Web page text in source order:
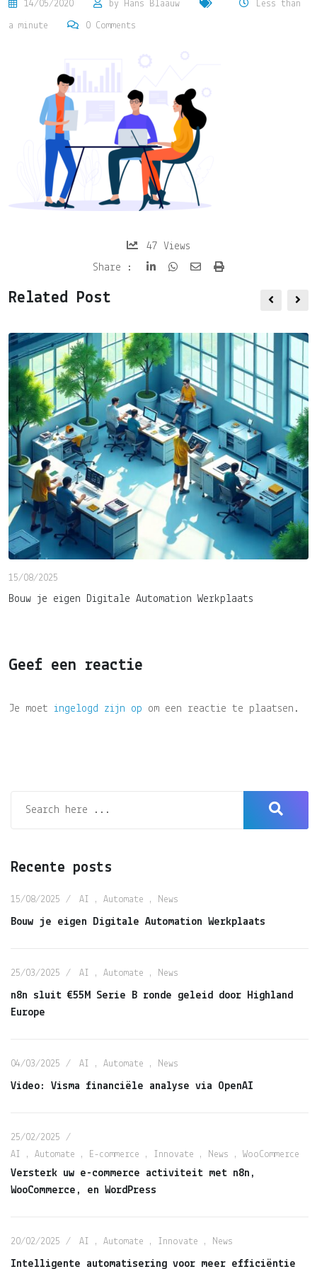
14/05/2020 by Hans Blaauw Less than
a minute 0 Comments
47 Views
Share :
SharePrint
Related Post
15/08/2025
Bouw je eigen Digitale Automation Werkplaats
Geef een reactie
Je moet ingelogd zijn op om een reactie te plaatsen.
Recente posts
15/08/2025 AI , Automate , News
Bouw je eigen Digitale Automation Werkplaats
25/03/2025 AI , Automate , News
n8n sluit €55M Serie B ronde geleid door Highland
Europe
04/03/2025 AI , Automate , News
Video: Visma financiële analyse via OpenAI
25/02/2025
AI , Automate , E-commerce , Innovate , News , WooCommerce
Versterk uw e-commerce activiteit met n8n,
WooCommerce, en WordPress
20/02/2025 AI , Automate , Innovate , News
Intelligente automatisering voor meer efficiëntie